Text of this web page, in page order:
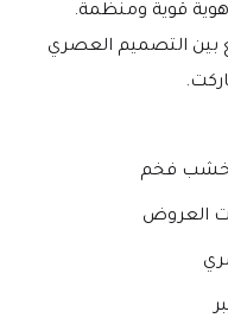
قوية ومنظمة.
خشب فخم
العروض